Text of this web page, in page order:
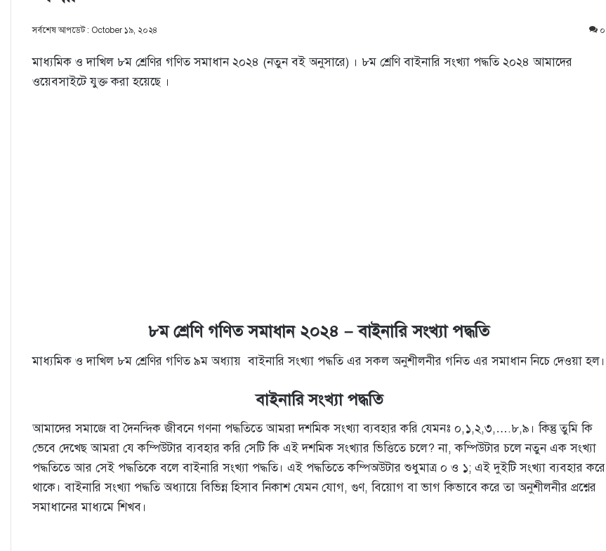
সর্বশেষ আপডেট : October ১৯, ২০২৪ ০
মাধ্যমিক ও দাখিল ৮ম শ্রেণির গণিত সমাধান ২০২৪ (নতুন বই অনুসারে) । ৮ম শ্রেণি বাইনারি সংখ্যা পদ্ধতি ২০২৪ আমাদের
ওয়েবসাইটে যুক্ত করা হয়েছে ।
৮ম শ্রেণি গণিত সমাধান ২০২৪ – বাইনারি সংখ্যা পদ্ধতি
মাধ্যমিক ও দাখিল ৮ম শ্রেণির গণিত ৯ম অধ্যায় বাইনারি সংখ্যা পদ্ধতি এর সকল অনুশীলনীর গনিত এর সমাধান নিচে দেওয়া হল।
বাইনারি সংখ্যা পদ্ধতি
আমাদের সমাজে বা দৈনন্দিক জীবনে গণনা পদ্ধতিতে আমরা দশমিক সংখ্যা ব্যবহার করি যেমনঃ ০,১,২,৩,….৮,৯। কিন্তু তুমি কি
ভেবে দেখেছ আমরা যে কম্পিউটার ব্যবহার করি সেটি কি এই দশমিক সংখ্যার ভিত্তিতে চলে? না, কম্পিউটার চলে নতুন এক সংখ্যা
পদ্ধতিতে আর সেই পদ্ধতিকে বলে বাইনারি সংখ্যা পদ্ধতি। এই পদ্ধতিতে কম্পিঅউটার শুধুমাত্র ০ ও ১; এই দুইটি সংখ্যা ব্যবহার করে
থাকে। বাইনারি সংখ্যা পদ্ধতি অধ্যায়ে বিভিন্ন হিসাব নিকাশ যেমন যোগ, গুণ, বিয়োগ বা ভাগ কিভাবে করে তা অনুশীলনীর প্রশ্নের
সমাধানের মাধ্যমে শিখব।